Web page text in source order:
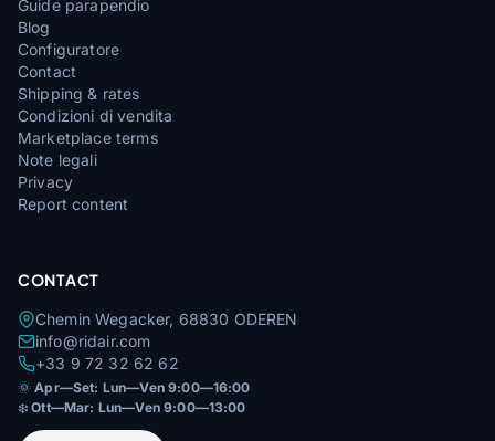
Guide parapendio
Blog
Configuratore
Contact
Shipping & rates
Condizioni di vendita
Marketplace terms
Note legali
Privacy
Report content
CONTACT
Chemin Wegacker, 68830 ODEREN
info@ridair.com
+33 9 72 32 62 62
🌞Apr—Set: Lun—Ven 9:00—16:00
❄️Ott—Mar: Lun—Ven 9:00—13:00